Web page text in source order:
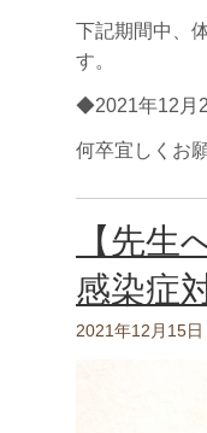
下記期間中、
す。
◆2021年12月
何卒宜しくお
【先
感染症
2021年12月15日